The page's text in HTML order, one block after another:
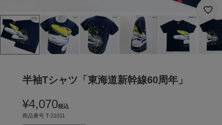
半袖Tシャツ「東海道新幹線60周年」
¥4,070税込
商品番号 T-21011